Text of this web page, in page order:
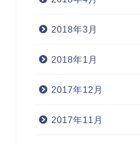
2018年3月
2018年1月
2017年12月
2017年11月